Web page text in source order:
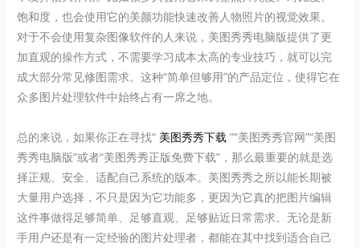
饱和度，也会使用它的美颜功能快速改善人物照片的视觉效果。
对于不会使用复杂图像软件的人来说，美图秀秀电脑版提供了更
加直观的操作方式，不需要学习成本太高的专业技巧，就可以完
成大部分常见修图需求。这种“简单但够用”的产品定位，使得它在
众多图片处理软件中始终占有一席之地。
总的来说，如果你正在寻找“ 美图秀秀下载 ”“美图秀秀官网”“美图
秀秀电脑版”或者“美图秀秀正版免费下载”，那么最重要的就是选
择正规、安全、适配自己系统的版本。美图秀秀之所以能长期被
大量用户选择，不只是因为它功能多，更因为它真的把图片编辑
这件事做得足够简单、足够直观、足够贴近日常需求。无论是新
手用户还是有一定经验的图片处理者，都能在其中找到适合自己